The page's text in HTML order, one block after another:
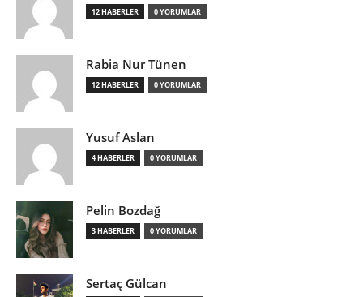
12 HABERLER 0 YORUMLAR
Rabia Nur Tünen
12 HABERLER 0 YORUMLAR
Yusuf Aslan
4 HABERLER 0 YORUMLAR
Pelin Bozdağ
3 HABERLER 0 YORUMLAR
Sertaç Gülcan